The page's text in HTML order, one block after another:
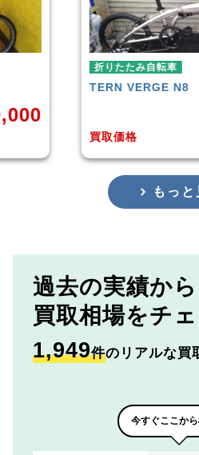
¥38,500
折りたたみ自転
RENAULT
買取価格
もっと
過去の実績から
買取相場をチ
1,949件のリアルな買
今すぐここから